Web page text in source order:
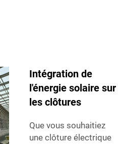
Intégration de
l'énergie solaire sur
les clôtures
Que vous souhaitiez
une clôture électrique